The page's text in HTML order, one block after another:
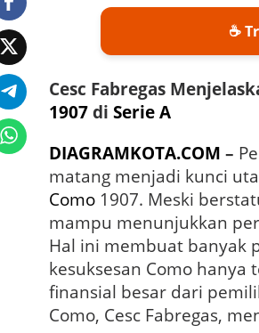
a
p
a
G
j
i
M
e
w
h
☕
Cesc Fabregas
1907di Serie A
DIAGRAMKOTA.COM –
matang menjadi kunci
Como1907. Meski
mampu menunjukkan
Hal ini membuat banyak
kesuksesan Como
finansial besar dari
Como, Cesc Fabregas,